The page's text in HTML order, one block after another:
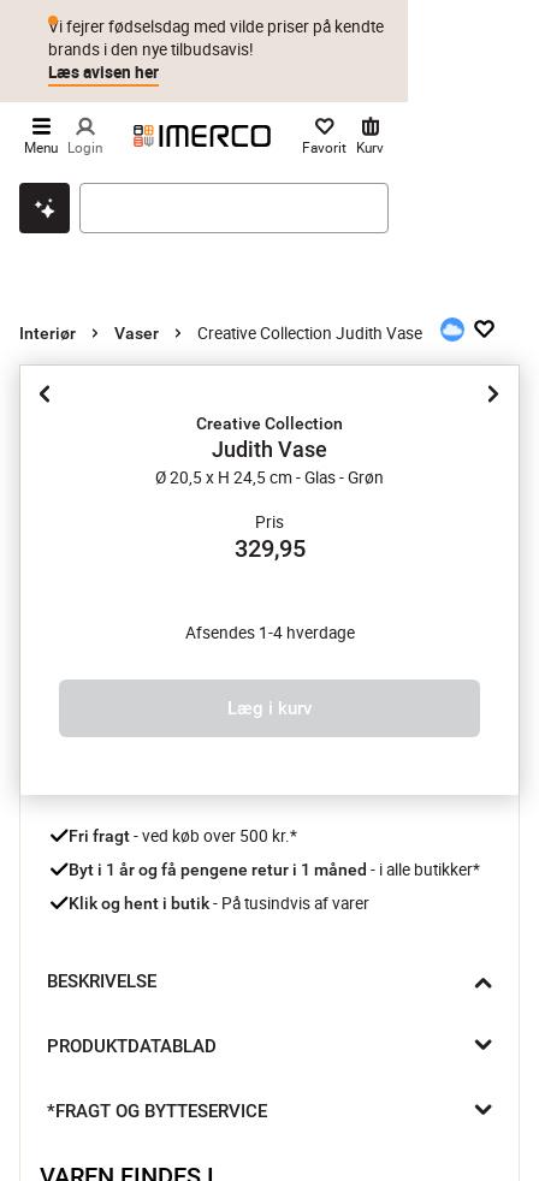
Klik & hent Byt i 1 år Prismatch
Vi fejrer fødselsdag med vilde priser på kendte
brands i den nye tilbudsavis!
Læs avisen her
Menu Login Favorit Kurv
Interiør Vaser Creative Collection Judith Vase
Creative Collection
Judith Vase
Ø 20,5 x H 24,5 cm - Glas - Grøn
Pris
329,95
Afsendes 1-4 hverdage
Læg i kurv
Fri fragt - ved køb over 500 kr.*
Byt i 1 år og få pengene retur i 1 måned - i alle butikker*
Klik og hent i butik - På tusindvis af varer
BESKRIVELSE
naturens organiske former helt ind i stuen. Den riflede
Kontrasterende farvede nuancer
PRODUKTDATABLAD
*FRAGT OG BYTTESERVICE